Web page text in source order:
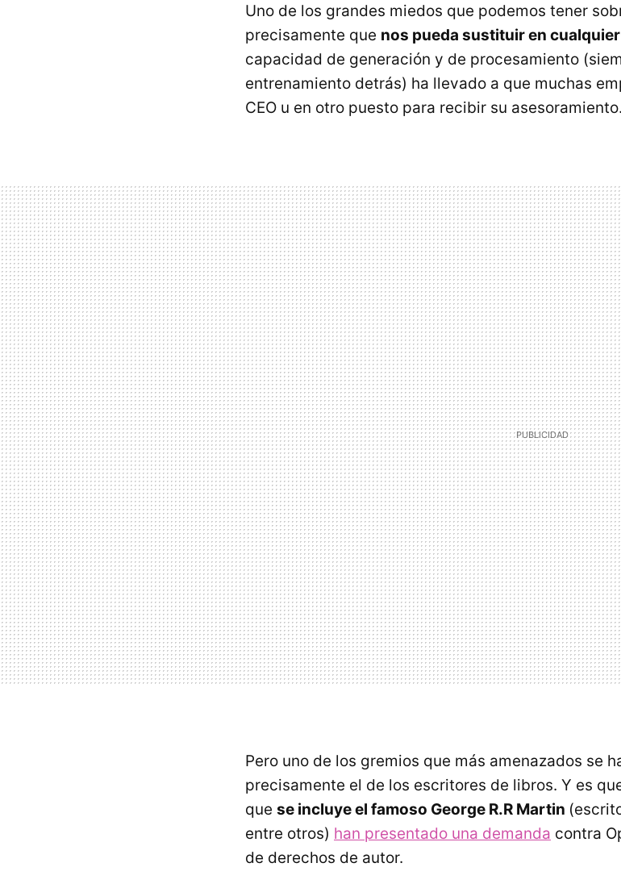
Uno de los grandes miedos que podemos tener
precisamente que nos pueda sustituir en
capacidad de generación y de procesamiento
entrenamiento detrás) ha llevado a que muchas
CEO u en otro puesto para recibir su asesoramiento.
Pero uno de los gremios que más amenazados se
precisamente el de los escritores de libros. Y es
que se incluye el famoso George R.R Martin
entre otros) han presentado una demanda contra
de derechos de autor.